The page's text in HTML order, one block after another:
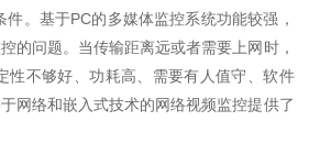
。基于PC的多媒体监控系统功能较强，
的问题。当传输距离远或者需要上网时，
性不够好、功耗高、需要有人值守、软件
网络和嵌入式技术的网络视频监控提供了